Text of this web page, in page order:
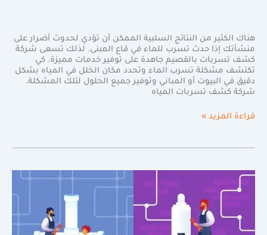
هناك الكثير من النتائج السلبية الممكن أن تؤدي لحدوث أضرار على
منشأتك إذا حدث تسرب للماء في قاع المبنى. لذلك تسعى شركة
كشف تسربات بالقصيم جاهدة على توفير خدمات مميزة. كي
تكتشف مشكلة تسرب الماء وتحدد مكان الخلل في المياه بشكل
دقيق في البيوت أو المباني وتوفير جميع الحلول لتلك المشكلة.
شركة كشف تسربات المياه
قراءة المزيد »
أفضل
شركة
المياه
دقة